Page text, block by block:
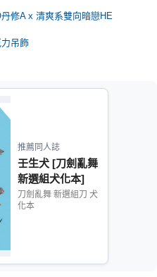
修A x 清爽系雙向暗戀HE
力吊飾
推薦同人誌
壬生犬 [刀劍亂舞
新選組犬化本]
刀劍亂舞 新選組刀 犬
化本